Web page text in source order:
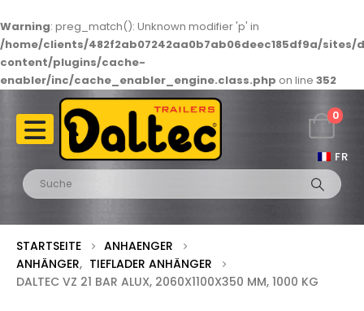
Warning: preg_match(): Unknown modifier 'p' in
/home/clients/482f2ab07242aa0b7ab06deec185df9a/
content/plugins/cache-
enabler/inc/cache_enabler_engine.class.php on line 352
FR
0
STARTSEITE
ANHAENGER
ANHÄNGER, TIEFLADER ANHÄNGER
DALTEC VZ 21 BAR ALUX, 2060X1100X350 MM, 1000 KG